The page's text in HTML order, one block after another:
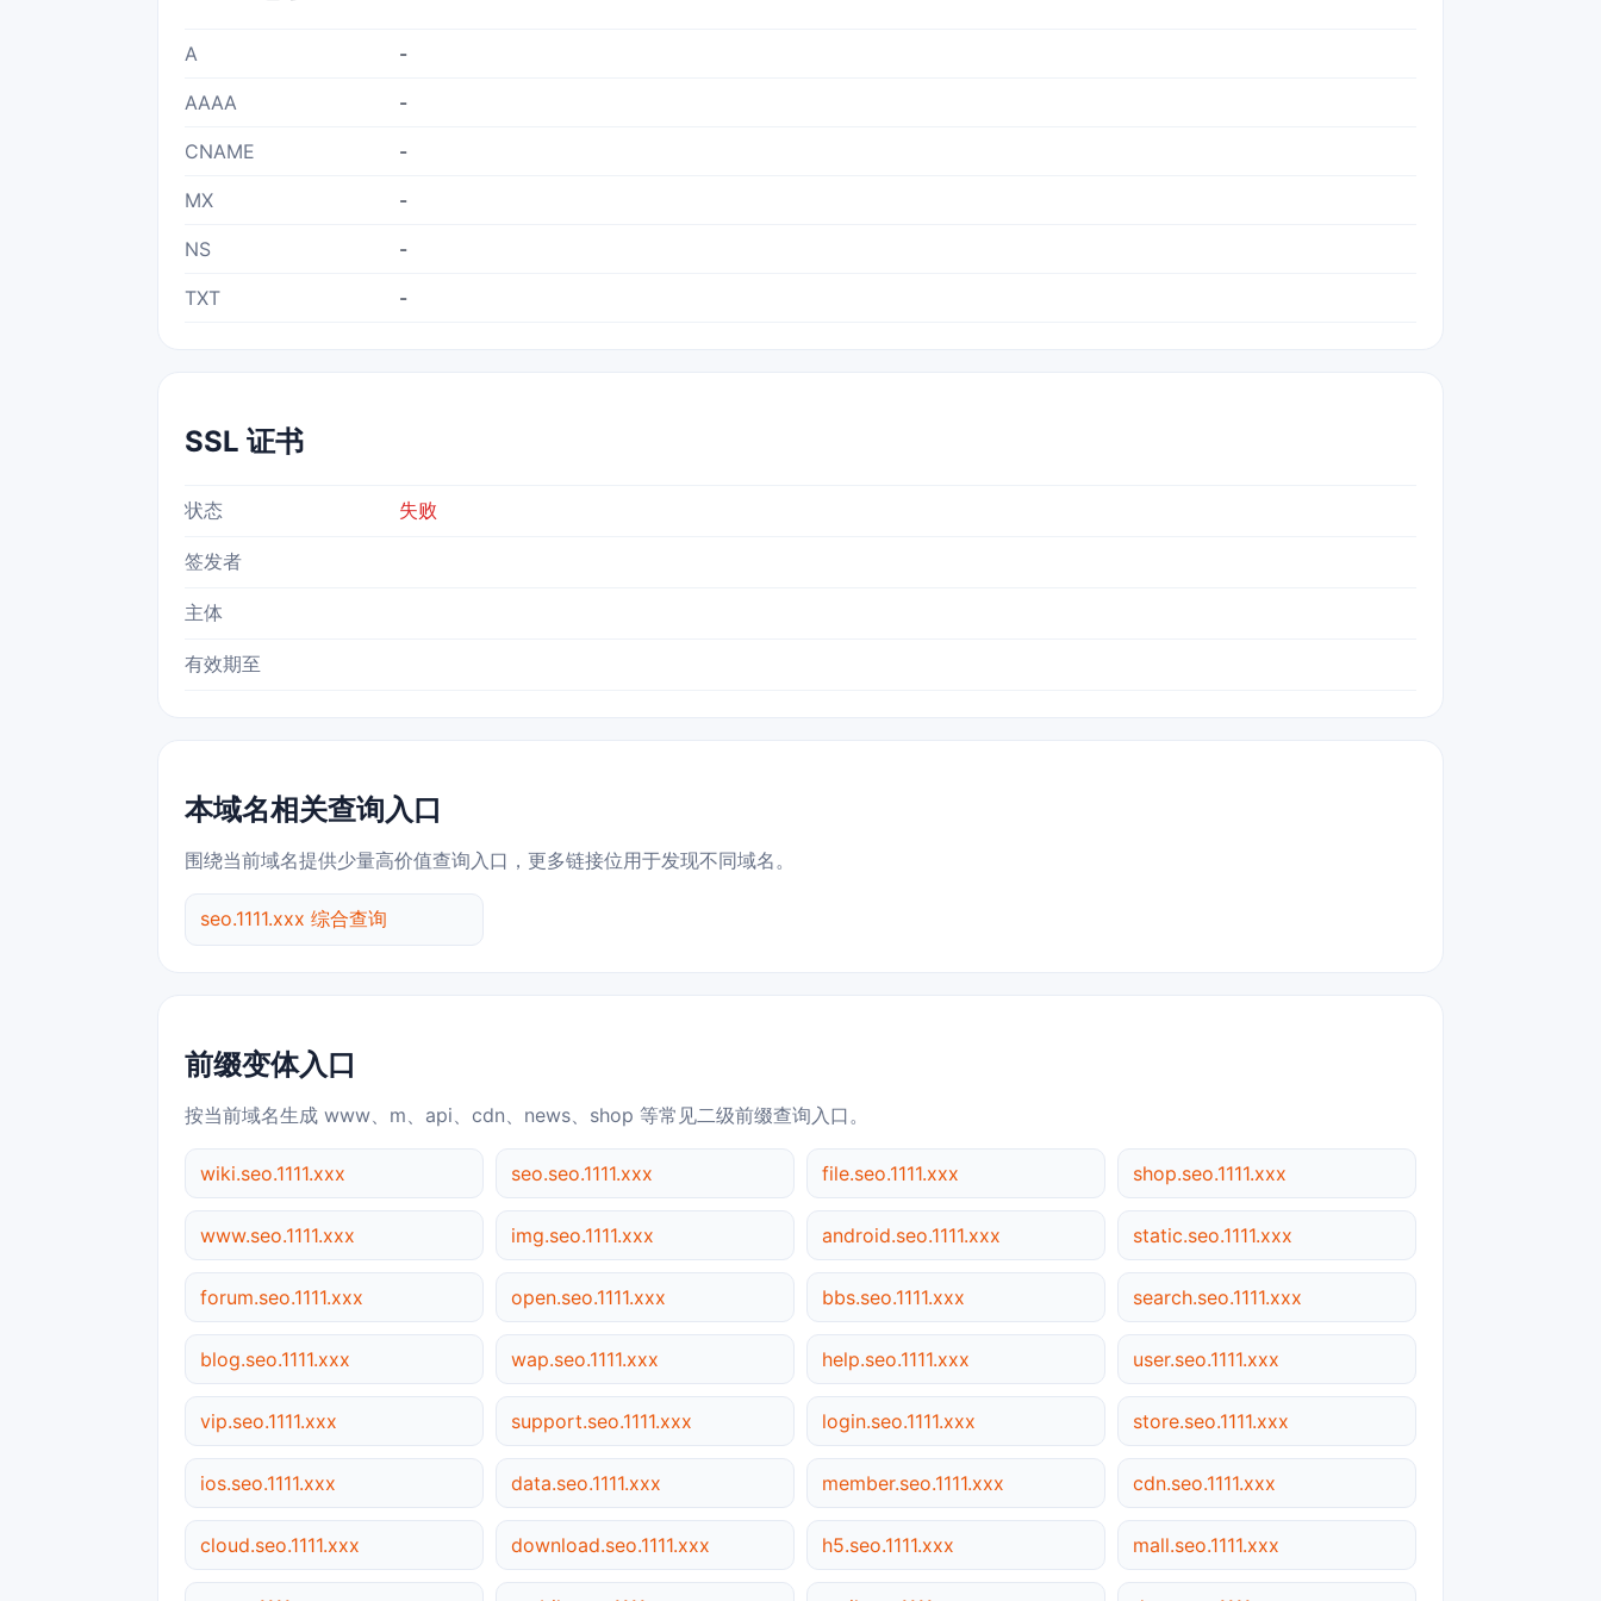
A -
AAAA -
CNAME -
MX -
NS -
TXT -
SSL 证书
状态 失败
签发者
主体
有效期至
本域名相关查询入口
围绕当前域名提供少量高价值查询入口，更多链接位用于发现不同域名。
seo.1111.xxx 综合查询
前缀变体入口
按当前域名生成 www、m、api、cdn、news、shop 等常见二级前缀查询入口。
wiki.seo.1111.xxx seo.seo.1111.xxx file.seo.1111.xxx shop.seo.1111.xxx
www.seo.1111.xxx img.seo.1111.xxx android.seo.1111.xxx static.seo.1111.xxx
forum.seo.1111.xxx open.seo.1111.xxx bbs.seo.1111.xxx search.seo.1111.xxx
blog.seo.1111.xxx wap.seo.1111.xxx help.seo.1111.xxx user.seo.1111.xxx
vip.seo.1111.xxx support.seo.1111.xxx login.seo.1111.xxx store.seo.1111.xxx
ios.seo.1111.xxx data.seo.1111.xxx member.seo.1111.xxx cdn.seo.1111.xxx
cloud.seo.1111.xxx download.seo.1111.xxx h5.seo.1111.xxx mall.seo.1111.xxx